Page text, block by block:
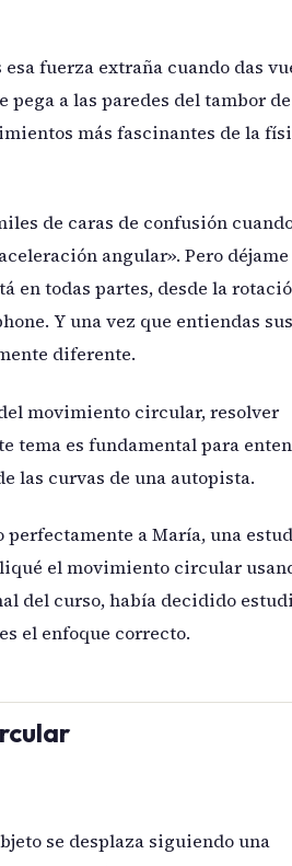
fuerza extraña cuando das
pega a las paredes del tambor
más fascinantes de la
de caras de confusión
angular». Pero déjame
en todas partes, desde la
Y una vez que entiendas sus
diferente.
movimiento circular, resolver
tema es fundamental para
las curvas de una autopista.
perfectamente a María, una
el movimiento circular
del curso, había decidido
el enfoque correcto.
se desplaza siguiendo una